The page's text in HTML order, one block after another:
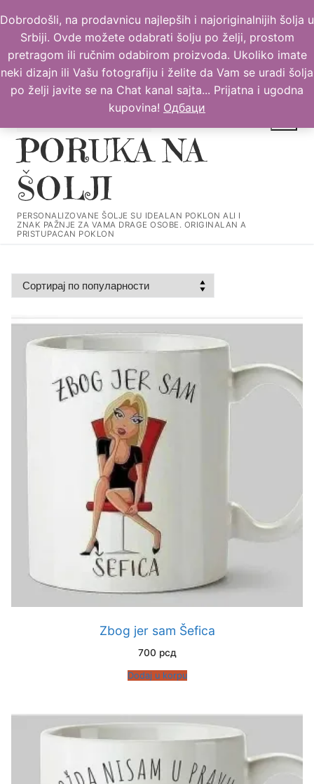
Dobrodošli, na prodavnicu najlepših i najoriginalnijih šolja u
Srbiji. Ovde možete odabrati šolju po želji, prostom
pretragom ili ručnim odabirom proizvoda. Ukoliko imate
neki dizajn ili Vašu fotografiju i želite da Vam se uradi šolja
po želji javite se na Chat kanal sajta... Prijatna i ugodna
kupovina! Одбаци
до
садржаја
PORUKA NA
ŠOLJI
PERSONALIZOVANE ŠOLJE SU IDEALAN POKLON ALI I
ZNAK PAŽNJE ZA VAMA DRAGE OSOBE. ORIGINALAN A
PRISTUPACAN POKLON
Zbog jer sam Šefica
700 рсд
Dodaj u korpu